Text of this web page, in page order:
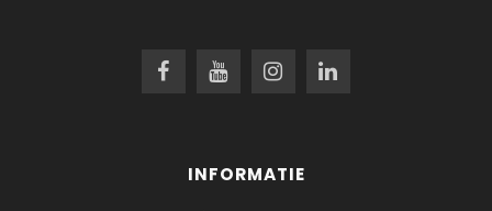
INFORMATIE